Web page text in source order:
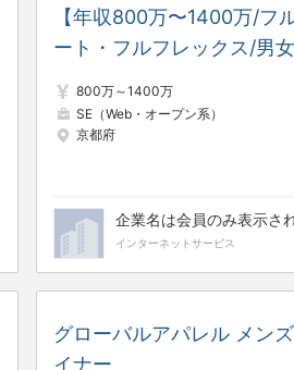
【年収800万〜1400万/フ
ート・フルフレックス/男
を加速させる共通プラット
ム開発グループマネージャ
800万～1400万
SE（Web・オープン系）
京都府
企業名は会員のみ表示さ
インターネットサービス
グローバルアパレル メン
イナー